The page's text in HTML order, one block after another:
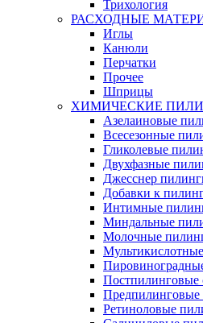
Трихология
РАСХОДНЫЕ
Иглы
Канюли
Перчатки
Прочее
Шприцы
ХИМИЧЕСКИЕ
Азелаиновые
Всесезонные
Гликолевые
Двухфазные
Джесснер
Добавки к
Интимные
Миндальные
Молочные
Постпилинговые
Предпилинговые
Ретиноловые